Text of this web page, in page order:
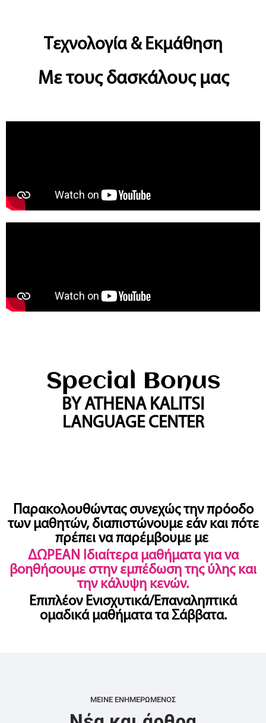
Τεχνολογία & Εκμάθηση
Με τους δασκάλους μας
Special Bonus
BY ATHENA KALITSI
LANGUAGE CENTER
Παρακολουθώντας συνεχώς την πρόοδο
των μαθητών, διαπιστώνουμε εάν και πότε
πρέπει να παρέμβουμε με
ΔΩΡΕΑΝ Ιδιαίτερα μαθήματα για να
βοηθήσουμε στην εμπέδωση της ύλης και
την κάλυψη κενών.
Επιπλέον Ενισχυτικά/Επαναληπτικά
ομαδικά μαθήματα τα Σάββατα.
ΜΕΙΝΕ ΕΝΗΜΕΡΩΜΕΝΟΣ